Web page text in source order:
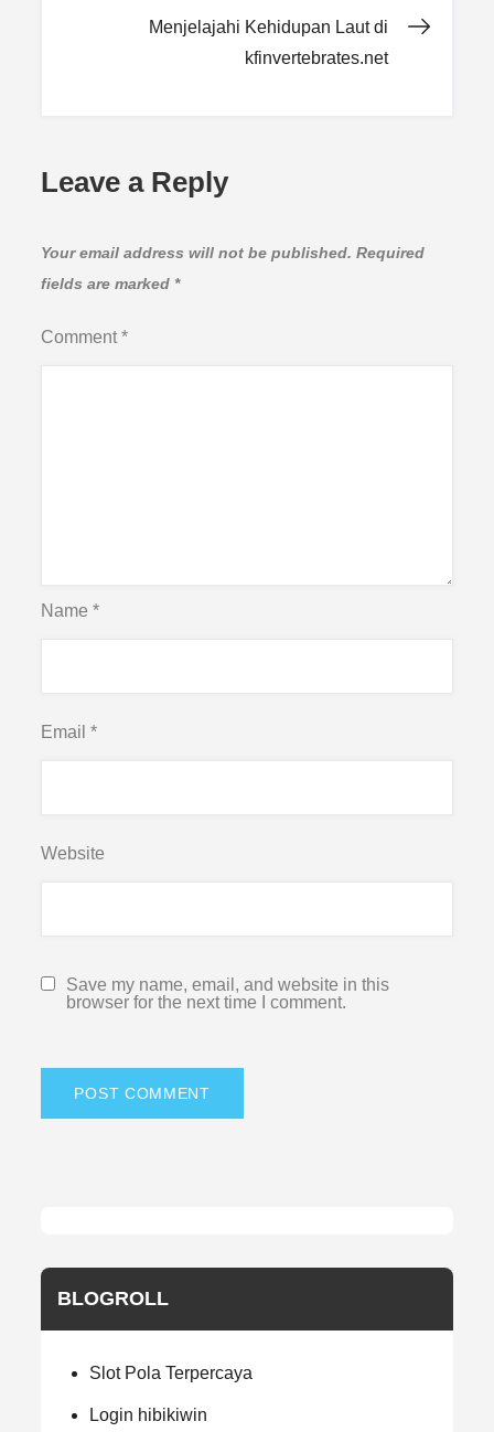
Menjelajahi Kehidupan Laut di
kfinvertebrates.net
Leave a Reply
Your email address will not be published. Required
fields are marked *
Comment*
Name*
Email*
Website
Save my name, email, and website in this
browser for the next time I comment.
BLOGROLL
Slot Pola Terpercaya
Login hibikiwin